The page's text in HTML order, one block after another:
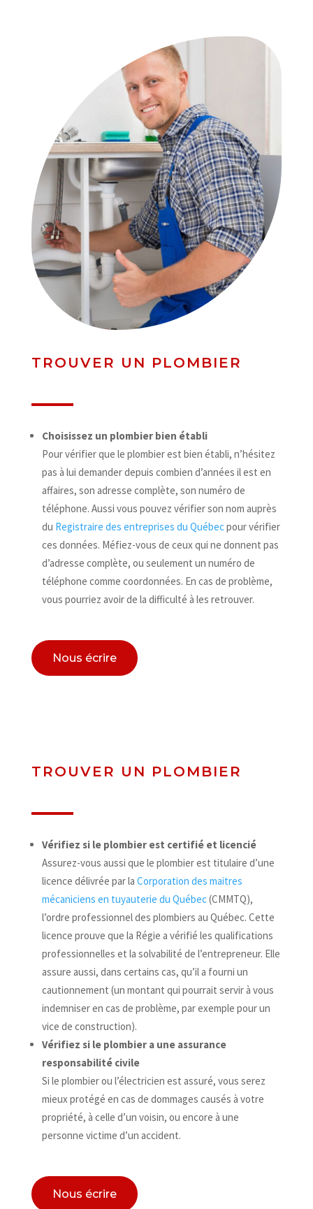
TROUVER UN PLOMBIER
Choisissez un plombier bien établi
Pour vérifier que le plombier est bien établi, n’hésitez
pas à lui demander depuis combien d’années il est en
affaires, son adresse complète, son numéro de
téléphone. Aussi vous pouvez vérifier son nom auprès
du Registraire des entreprises du Québecpour vérifier
ces données. Méfiez-vous de ceux qui ne donnent pas
d’adresse complète, ou seulement un numéro de
téléphone comme coordonnées. En cas de problème,
vous pourriez avoir de la difficulté à les retrouver.
Nous écrire
TROUVER UN PLOMBIER
Vérifiez si le plombier est certifié et licencié
Assurez-vous aussi que le plombier est titulaire d’une
licence délivrée par la Corporation des maitres
mécaniciens en tuyauterie du Québec(CMMTQ),
l’ordre professionnel des plombiers au Québec. Cette
licence prouve que la Régie a vérifié les qualifications
professionnelles et la solvabilité de l’entrepreneur. Elle
assure aussi, dans certains cas, qu’il a fourni un
cautionnement (un montant qui pourrait servir à vous
indemniser en cas de problème, par exemple pour un
vice de construction).
Vérifiez si le plombier a une assurance
responsabilité civile
Si le plombier ou l’électricien est assuré, vous serez
mieux protégé en cas de dommages causés à votre
propriété, à celle d’un voisin, ou encore à une
personne victime d’un accident.
Nous écrire